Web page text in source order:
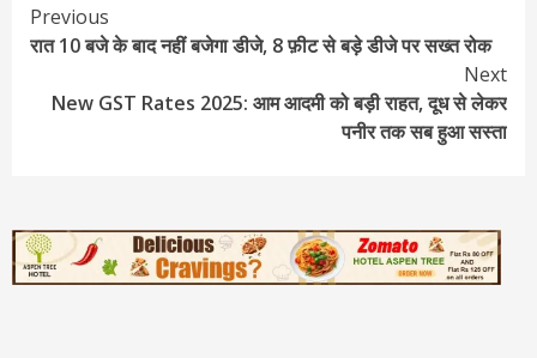
Continue
Reading
Previous
रात 10 बजे के बाद नहीं बजेगा डीजे, 8 फ़ीट से बड़े डीजे पर सख्त रोक
Next
New GST Rates 2025: आम आदमी को बड़ी राहत, दूध से लेकर
पनीर तक सब हुआ सस्ता